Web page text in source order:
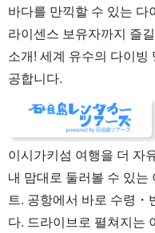
바다를 만끽할 수 있는 다
라이센스 보유자까지 즐
소개! 세계 유수의 다이빙
공합니다.
이시가키섬 여행을 더 자
내 맘대로 둘러볼 수 있는
트. 공항에서 바로 수령
다. 드라이브로 펼쳐지는